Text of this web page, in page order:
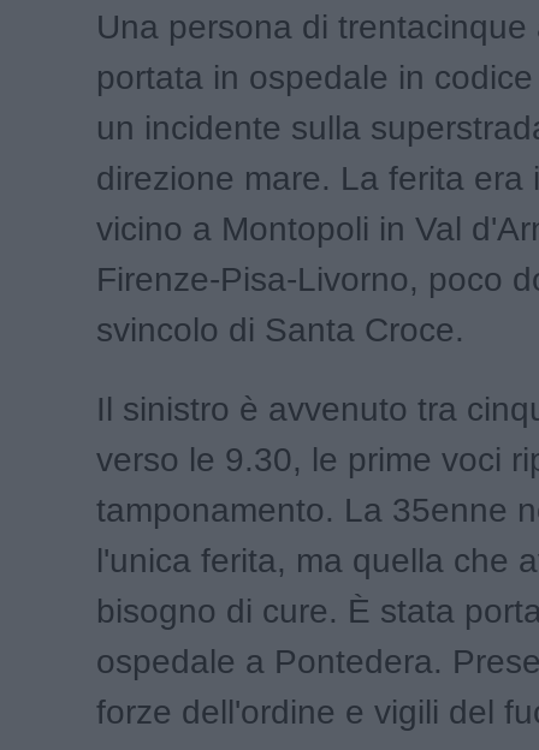
Una persona di
portata in ospedale in
un incidente sulla
direzione mare. La ferita era
vicino a Montopoli in Val
Firenze-Pisa-Livorno, poco
svincolo di Santa Croce.
Il sinistro è avvenuto tra
verso le 9.30, le prime voci
tamponamento. La 35enne
l'unica ferita, ma quella che
bisogno di cure. È stata
ospedale a Pontedera.
forze dell'ordine e vigili del